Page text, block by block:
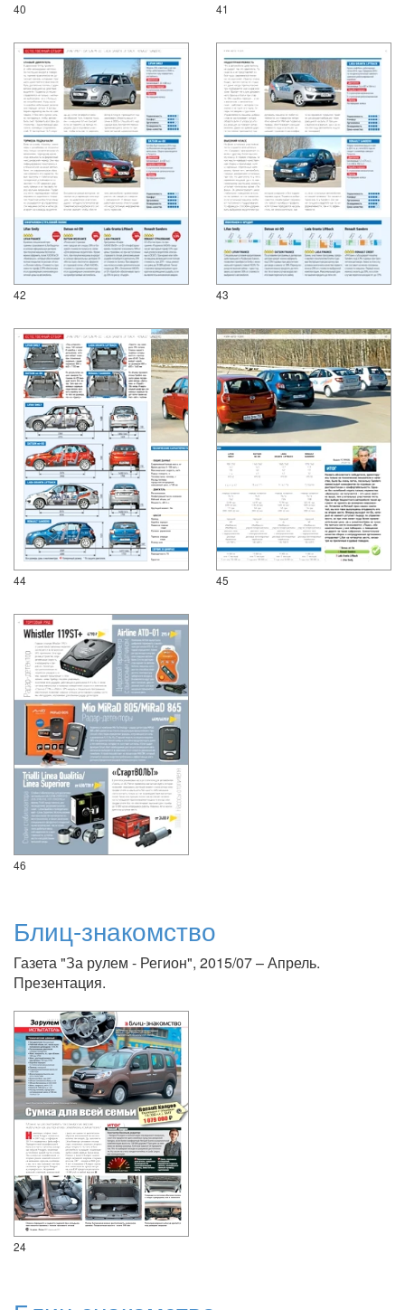
40 41
42 43
44 45
46
Блиц-знакомство
Газета "За рулем - Регион", 2015/07 – Апрель.
Презентация.
24